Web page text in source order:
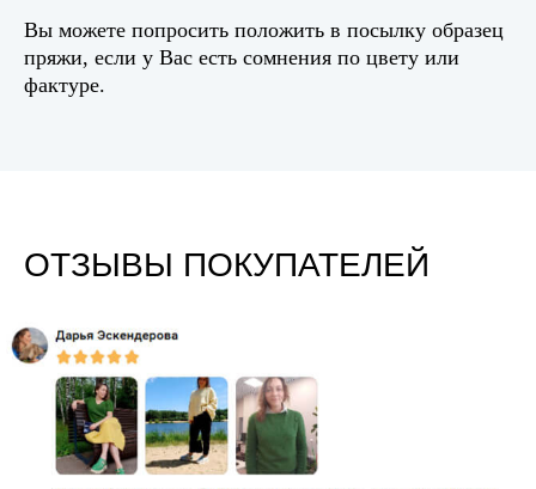
Вы можете попросить положить в посылку образец
пряжи, если у Вас есть сомнения по цвету или
фактуре.
ОТЗЫВЫ ПОКУПАТЕЛЕЙ